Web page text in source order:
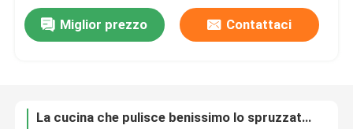
Miglior prezzo Contattaci
24/410 28/410 Mini testa di plastica resistente pompa di spruzzatore per la bottiglia nel giardino della cucina